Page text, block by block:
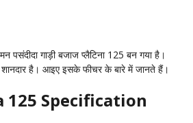
पसंदीदा गाड़ी बजाज प्लैटिना 125 बन गया है।
शानदार है। आइए इसके फीचर के बारे में जानते हैं।
125 Specification